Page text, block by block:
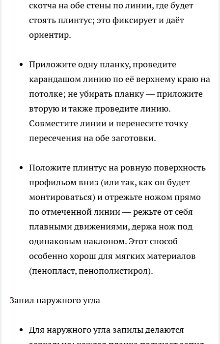
скотча на обе стены по линии, где будет
стоять плинтус; это фиксирует и даёт
ориентир.
Приложите одну планку, проведите
карандашом линию по её верхнему краю на
потолке; не убирать планку — приложите
вторую и также проведите линию.
Совместите линии и перенесите точку
пересечения на обе заготовки.
Положите плинтус на ровную поверхность
профильом вниз (или так, как он будет
монтироваться) и отрежьте ножом прямо
по отмеченной линии — режьте от себя
плавными движениями, держа нож под
одинаковым наклоном. Этот способ
особенно хорош для мягких материалов
(пенопласт, пенополистирол).
Запил наружного угла
Для наружного угла запилы делаются